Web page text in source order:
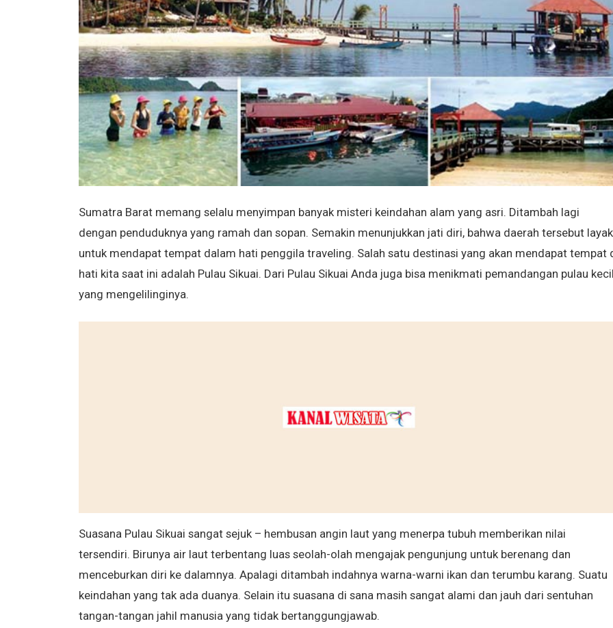
Sumatra Barat memang selalu menyimpan banyak misteri keindahan alam yang asri. Ditambah lagi
dengan penduduknya yang ramah dan sopan. Semakin menunjukkan jati diri, bahwa daerah tersebut layak
untuk mendapat tempat dalam hati penggila traveling. Salah satu destinasi yang akan mendapat tempat
hati kita saat ini adalah Pulau Sikuai. Dari Pulau Sikuai Anda juga bisa menikmati pemandangan pulau
yang mengelilinginya.
Suasana Pulau Sikuai sangat sejuk – hembusan angin laut yang menerpa tubuh memberikan nilai
tersendiri. Birunya air laut terbentang luas seolah-olah mengajak pengunjung untuk berenang dan
menceburkan diri ke dalamnya. Apalagi ditambah indahnya warna-warni ikan dan terumbu karang. Suatu
keindahan yang tak ada duanya. Selain itu suasana di sana masih sangat alami dan jauh dari sentuhan
tangan-tangan jahil manusia yang tidak bertanggungjawab.